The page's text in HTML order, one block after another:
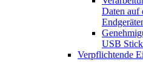
Daten auf
USB
Verpflichtende